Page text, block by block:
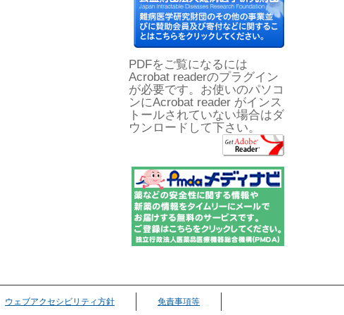
PDFをご覧になるには
Acrobat readerのプラグイン
が必要です。お使いのパソコ
ンにAcrobat reader がインス
トールされていない場合はダ
ウンロードして下さい。
ウェブアクセシビリティ方針 免責事項等